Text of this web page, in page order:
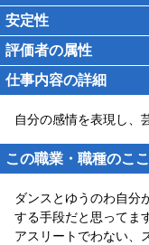
安定性
評価者の属性
仕事内容の詳細
自分の感情を表現し、
この職業・職種のこ
ダンスとゆうのわ自分
する手段だと思ってま
アスリートでわない、